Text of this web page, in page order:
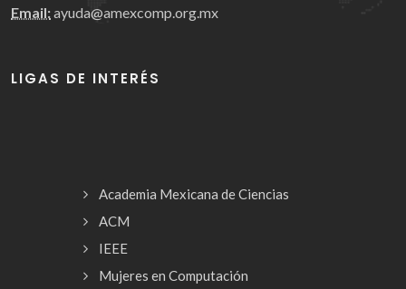
Email:ayuda@amexcomp.org.mx
LIGAS DE INTERÉS
Academia Mexicana de Ciencias
ACM
IEEE
Mujeres en Computación